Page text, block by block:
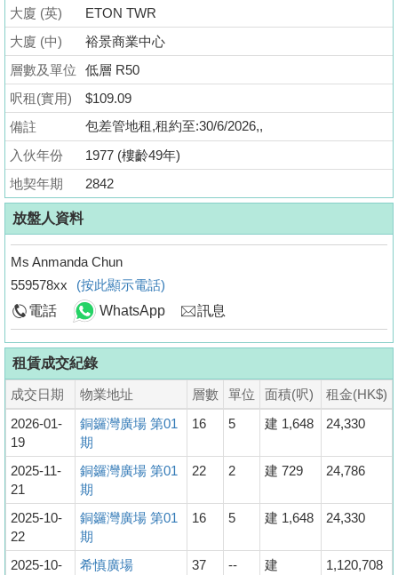
置
業
手
冊
關
於
我
們
大廈 (英)
ETON TWR
大廈 (中)
裕景商業中心
層數及單位
低層 R50
呎租(實用)
$109.09
備註
包差管地租,租約至:30/6/2026,,
入伙年份
1977 (樓齡49年)
地契年期
2842
放盤人資料
Ms Anmanda Chun
559578xx
(按此顯示電話)
電話
WhatsApp 訊息
租賃成交紀錄
成交日期 物業地址 層數 單位 面積(呎)
租金(HK$)
2026-01-
19
銅鑼灣廣場 第01
期
16 5 建 1,648 24,330
2025-11-
21
銅鑼灣廣場 第01
期
22 2 建 729 24,786
2025-10-
22
銅鑼灣廣場 第01
期
16 5 建 1,648 24,330
2025-10-
希慎廣場 37 --
建
1,120,708